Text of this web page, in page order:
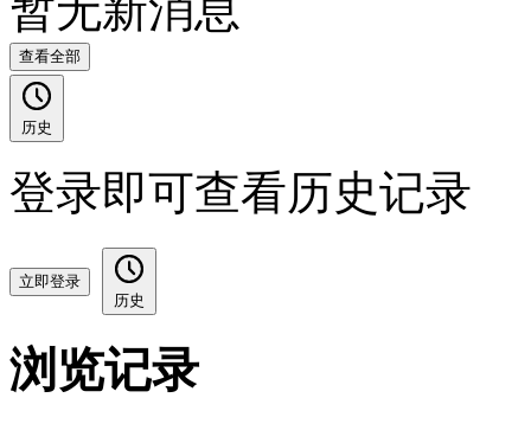
查看全部
历史
登录即可查看历史记录
立即登录
历史
浏览记录